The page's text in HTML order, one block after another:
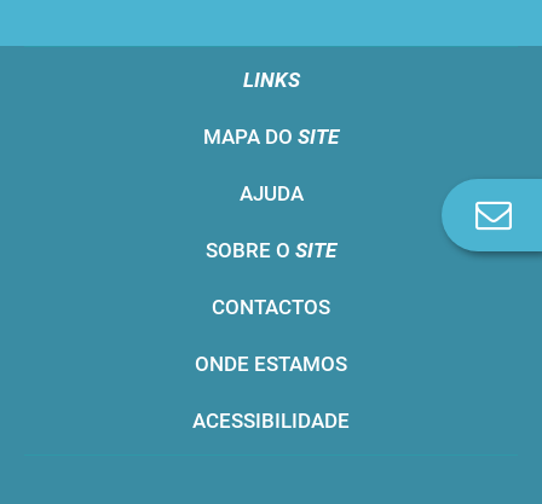
LINKS
MAPA DO SITE
AJUDA
SOBRE O SITE
CONTACTOS
ONDE ESTAMOS
ACESSIBILIDADE